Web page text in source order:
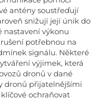
antény soustřeďují
snižují její únik do
nastavení výkonu
potřebnou na
signálu. Některé
výjimek, která
dronů v dané
dronů přijatelnějšími
ochraňovat